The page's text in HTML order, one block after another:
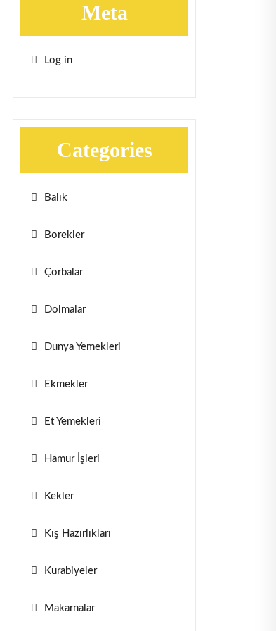
Meta
Log in
Categories
Balık
Borekler
Çorbalar
Dolmalar
Dunya Yemekleri
Ekmekler
Et Yemekleri
Hamur İşleri
Kekler
Kış Hazırlıkları
Kurabiyeler
Makarnalar